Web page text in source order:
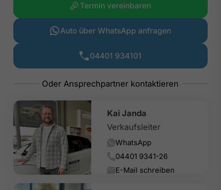
Termin vereinbaren
Auto über WhatsApp anfragen
04401 934101
Kai Janda
Verkaufsleiter
WhatsApp
04401 9341-26
E-Mail schreiben